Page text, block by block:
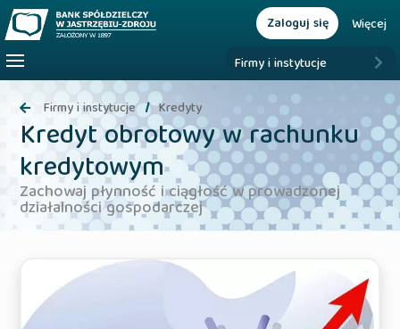
Firmy i instytucje
Zaloguj się Więcej
Firmy i instytucje Kredyty
Kredyt obrotowy w rachunku
kredytowym
Zachowaj płynność i ciągłość w prowadzonej
działalności gospodarczej